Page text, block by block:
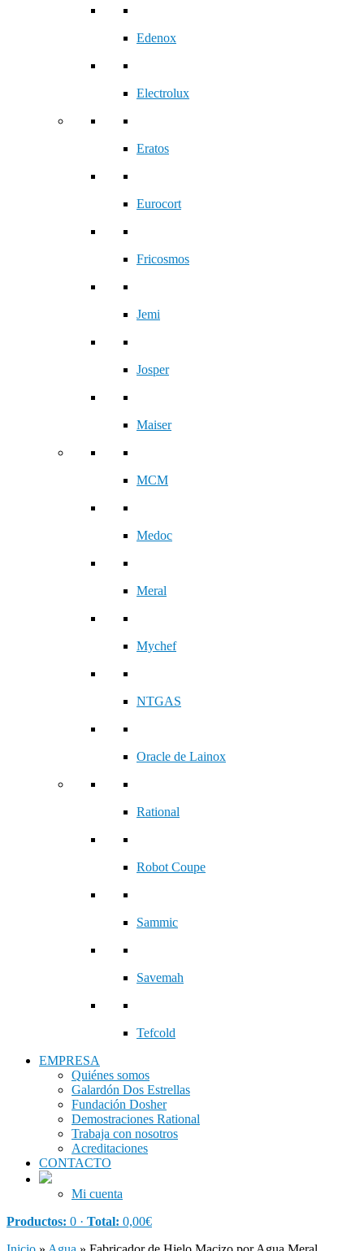
Edenox
Electrolux
Eratos
Eurocort
Fricosmos
Jemi
Josper
Maiser
MCM
Medoc
Meral
Mychef
NTGAS
Oracle de Lainox
Rational
Robot Coupe
Sammic
Savemah
Tefcold
EMPRESA
Quiénes somos
Galardón Dos Estrellas
Fundación Dosher
Demostraciones Rational
Trabaja con nosotros
Acreditaciones
CONTACTO
Mi cuenta
Productos: 0 · Total: 0,00€